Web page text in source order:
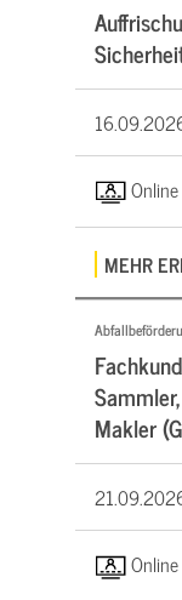
Online
MEHR
Makler
Online